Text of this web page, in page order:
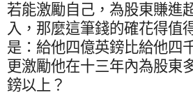
若能激勵自己，為股東賺進
入，那麼這筆錢的確花得值
是：給他四億英鎊比給他四
更激勵他在十三年內為股東
鎊以上？